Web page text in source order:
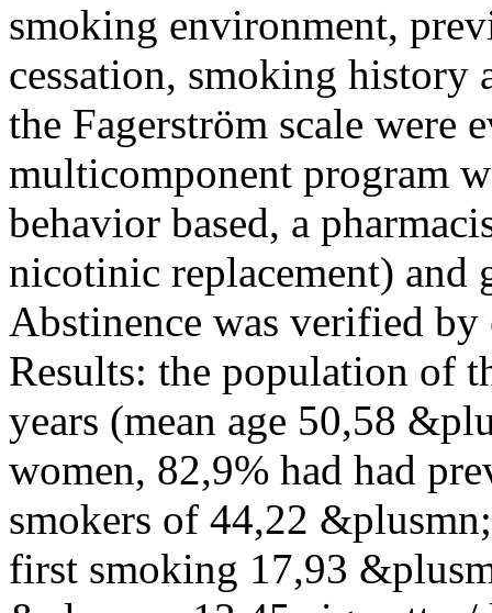
smoking environment,
cessation, smoking history
the Fagerström scale were
multicomponent program
behavior based, a
nicotinic replacement) and
Abstinence was verified
Results: the population of
years (mean age 50,58
women, 82,9% had had
smokers of 44,22
first smoking 17,93